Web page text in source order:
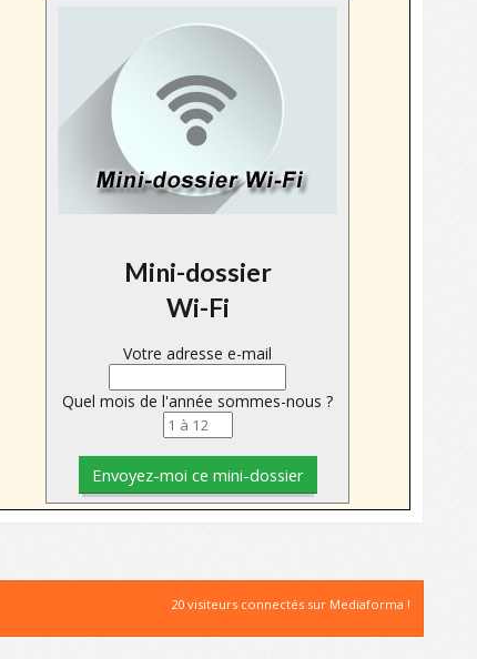
Mini-dossier
Wi-Fi
Votre adresse e-mail
Quel mois de l'année sommes-nous ?
20 visiteurs connectés sur Mediaforma !